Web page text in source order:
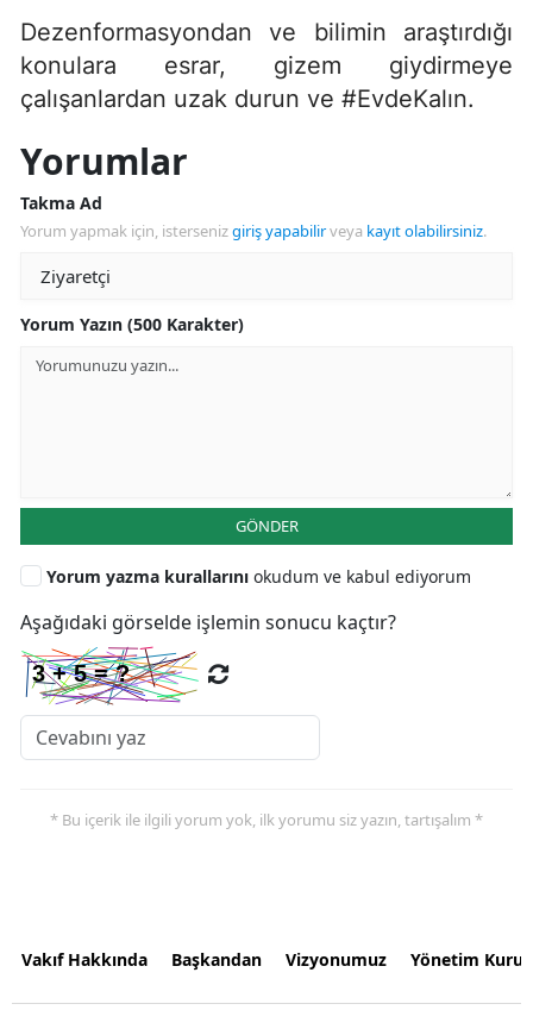
Dezenformasyondan ve bilimin araştırdığı
konulara esrar, gizem giydirmeye
çalışanlardan uzak durun ve #EvdeKalın.
Yorumlar
Takma Ad
Yorum yapmak için, istersenizgiriş yapabilirveya kayıt olabilirsiniz.
Yorum Yazın (500 Karakter)
GÖNDER
Yorum yazma kurallarını okudum ve kabul ediyorum
Aşağıdaki görselde işlemin sonucu kaçtır?
* Bu içerik ile ilgili yorum yok, ilk yorumu siz yazın, tartışalım *
Vakıf Hakkında Başkandan Vizyonumuz Yönetim